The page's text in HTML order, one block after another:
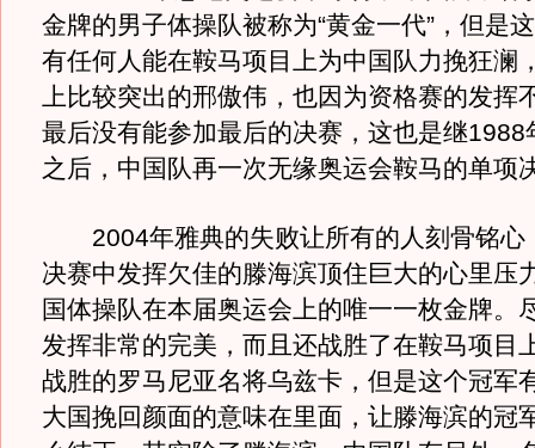
金牌的男子体操队被称为“黄金一代”，但是
有任何人能在鞍马项目上为中国队力挽狂澜
上比较突出的邢傲伟，也因为资格赛的发挥
最后没有能参加最后的决赛，这也是继1988
之后，中国队再一次无缘奥运会鞍马的单项
2004年雅典的失败让所有的人刻骨铭心
决赛中发挥欠佳的滕海滨顶住巨大的心里压
国体操队在本届奥运会上的唯一一枚金牌。
发挥非常的完美，而且还战胜了在鞍马项目
战胜的罗马尼亚名将乌兹卡，但是这个冠军
大国挽回颜面的意味在里面，让滕海滨的冠